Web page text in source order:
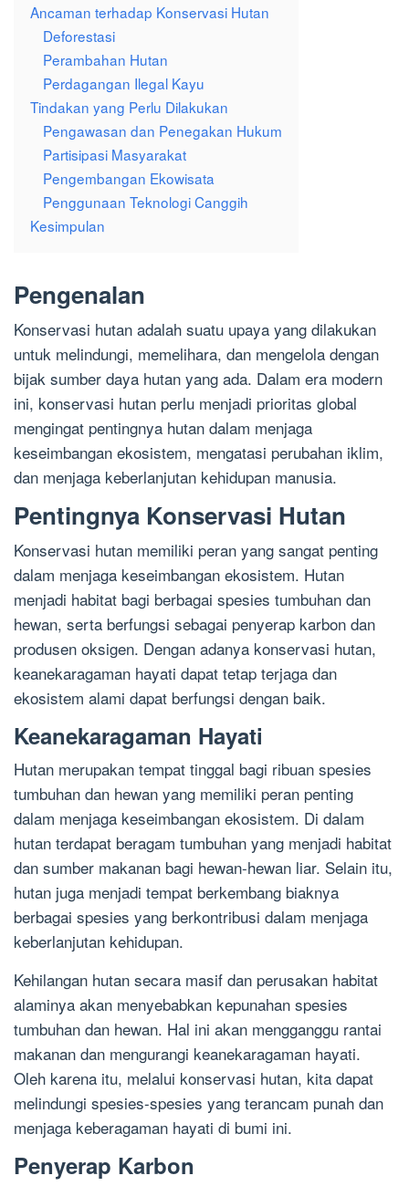
Ancaman terhadap Konservasi Hutan
Deforestasi
Perambahan Hutan
Perdagangan Ilegal Kayu
Tindakan yang Perlu Dilakukan
Pengawasan dan Penegakan Hukum
Partisipasi Masyarakat
Pengembangan Ekowisata
Penggunaan Teknologi Canggih
Kesimpulan
Pengenalan
Konservasi hutan adalah suatu upaya yang dilakukan
untuk melindungi, memelihara, dan mengelola dengan
bijak sumber daya hutan yang ada. Dalam era modern
ini, konservasi hutan perlu menjadi prioritas global
mengingat pentingnya hutan dalam menjaga
keseimbangan ekosistem, mengatasi perubahan iklim,
dan menjaga keberlanjutan kehidupan manusia.
Pentingnya Konservasi Hutan
Konservasi hutan memiliki peran yang sangat penting
dalam menjaga keseimbangan ekosistem. Hutan
menjadi habitat bagi berbagai spesies tumbuhan dan
hewan, serta berfungsi sebagai penyerap karbon dan
produsen oksigen. Dengan adanya konservasi hutan,
keanekaragaman hayati dapat tetap terjaga dan
ekosistem alami dapat berfungsi dengan baik.
Keanekaragaman Hayati
Hutan merupakan tempat tinggal bagi ribuan spesies
tumbuhan dan hewan yang memiliki peran penting
dalam menjaga keseimbangan ekosistem. Di dalam
hutan terdapat beragam tumbuhan yang menjadi habitat
dan sumber makanan bagi hewan-hewan liar. Selain itu,
hutan juga menjadi tempat berkembang biaknya
berbagai spesies yang berkontribusi dalam menjaga
keberlanjutan kehidupan.
Kehilangan hutan secara masif dan perusakan habitat
alaminya akan menyebabkan kepunahan spesies
tumbuhan dan hewan. Hal ini akan mengganggu rantai
makanan dan mengurangi keanekaragaman hayati.
Oleh karena itu, melalui konservasi hutan, kita dapat
melindungi spesies-spesies yang terancam punah dan
menjaga keberagaman hayati di bumi ini.
Penyerap Karbon